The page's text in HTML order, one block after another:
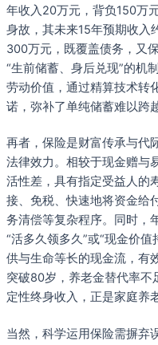
年收入20万元，背负150万
身故，其未来15年预期收
300万元，既覆盖债务，又
“生前储蓄、身后兑现”的机
劳动价值，通过精算技术转
诺，弥补了单纯储蓄难以跨
再者，保险是财富传承与代
法律效力。相较于现金赠与
活性差，具有指定受益人的
接、免税、快速地将资金给
务清偿等复杂程序。同时，
“活多久领多久”或“现金价
供与生命等长的现金流，
突破80岁，养老金替代率不
定性终身收入，正是家庭养
当然，科学运用保险需摒弃